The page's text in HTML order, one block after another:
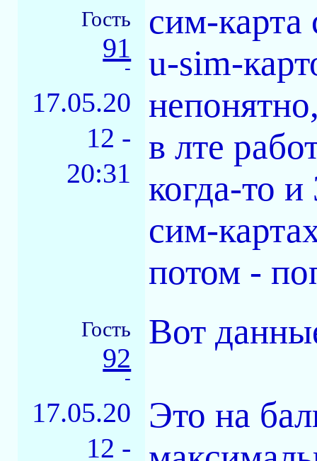
Гость
91
-
17.05.20
12 -
20:31
сим-карта
u-sim-
в лте
когда-то
сим-
потом -
Гость
92
-
17.05.20
12 -
Вот
Это на